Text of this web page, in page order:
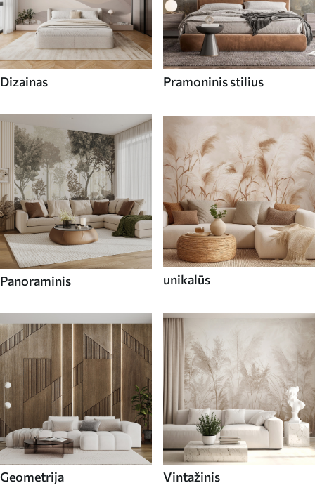
Dizainas Pramoninis stilius
Panoraminis unikalūs
Geometrija Vintažinis